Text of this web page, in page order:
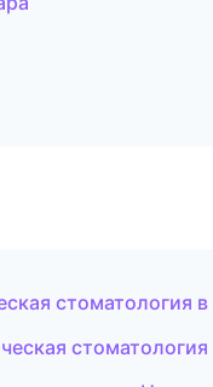
стоматология
стоматология